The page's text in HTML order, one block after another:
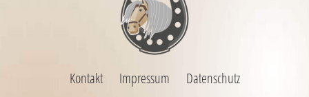
Kontakt Impressum Datenschutz